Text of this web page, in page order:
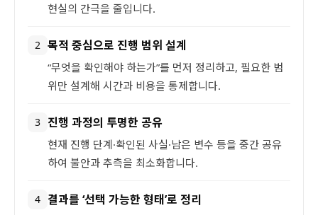
현실의 간극을 줄입니다.
2 목적 중심으로 진행 범위 설계
“무엇을 확인해야 하는가”를 먼저 정리하고, 필요한 범
위만 설계해 시간과 비용을 통제합니다.
3 진행 과정의 투명한 공유
현재 진행 단계·확인된 사실·남은 변수 등을 중간 공유
하여 불안과 추측을 최소화합니다.
4 결과를 ‘선택 가능한 형태’로 정리